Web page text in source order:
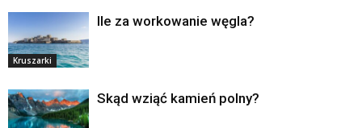
Kruszarki
Ile za workowanie węgla?
Skąd wziąć kamień polny?